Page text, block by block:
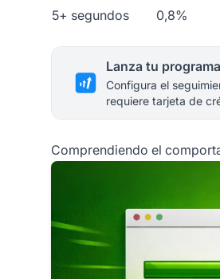
5+ segundos
0,8%
Lanza tu
Configura el
requiere tarjeta de
Comprendiendo el